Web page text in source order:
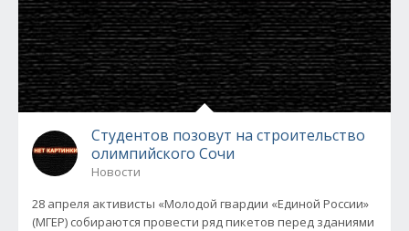
Студентов позовут на строительство
олимпийского Сочи
Новости
28 апреля активисты «Молодой гвардии «Единой России»
(МГЕР) собираются провести ряд пикетов перед зданиями